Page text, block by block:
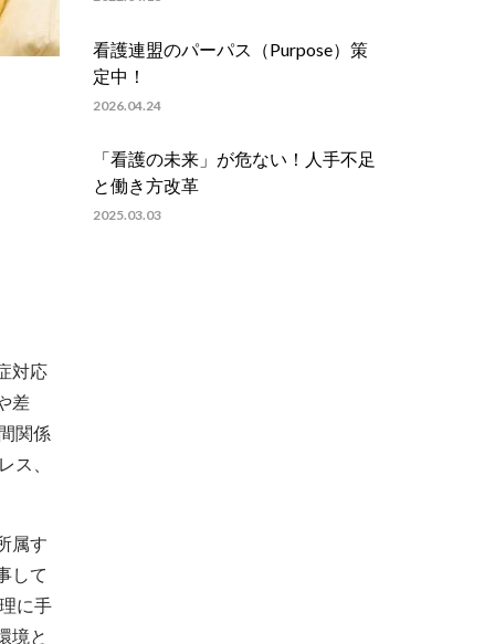
対応
差
関係
ス、
属す
して
に手
境と
看護連盟のパーパス（Purpose）策
定中！
2026.04.24
「看護の未来」が危ない！人手不足
と働き方改革
2025.03.03